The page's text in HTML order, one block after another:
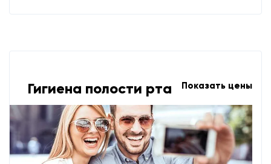
Гигиена полости рта Показать цены